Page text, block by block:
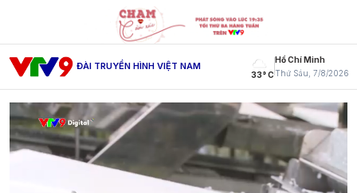
ĐÀI TRUYỀN HÌNH VIỆT NAM
33° C
Hồ Chí Minh
Thứ Sáu, 7/8/2026